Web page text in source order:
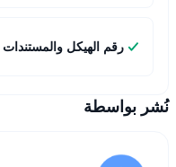
رقم الهيكل والمستندات
نُشر بواسطة